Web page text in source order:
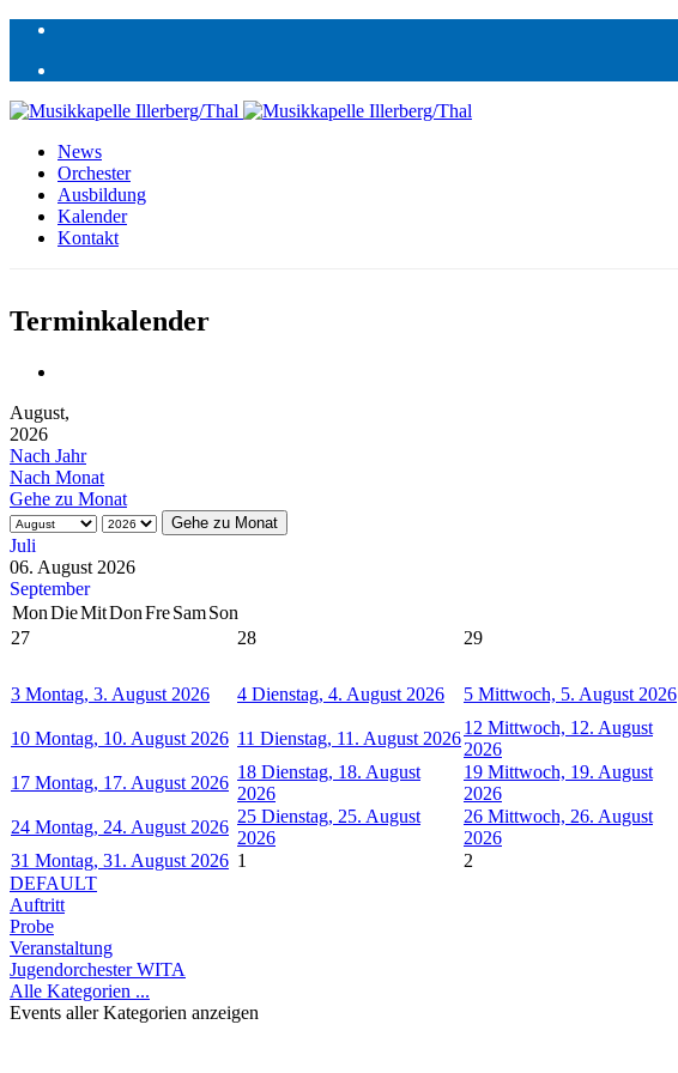
News
Orchester
Ausbildung
Kalender
Kontakt
Terminkalender
August,
2026
Nach Jahr
Nach Monat
Gehe zu Monat
Gehe zu Monat
Juli
06. August 2026
September
MonDieMitDonFreSamSon
27
28 29
3 Montag, 3. August 2026 4 Dienstag, 4. August 2026 5 Mittwoch, 5. August 2026
10 Montag, 10. August 2026 11 Dienstag, 11. August 2026
12 Mittwoch, 12. August
2026
17 Montag, 17. August 2026
18 Dienstag, 18. August
2026
19 Mittwoch, 19. August
2026
24 Montag, 24. August 2026
25 Dienstag, 25. August
2026
26 Mittwoch, 26. August
2026
31 Montag, 31. August 2026 1 2
DEFAULT
Auftritt
Probe
Veranstaltung
Jugendorchester WITA
Alle Kategorien ...
Events aller Kategorien anzeigen